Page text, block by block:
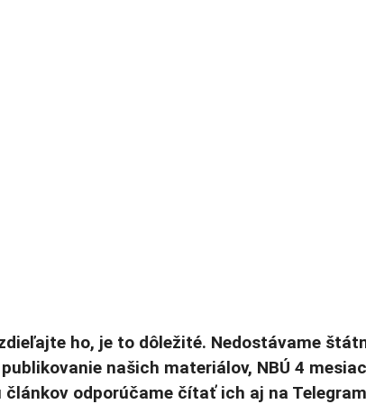
ho, je to dôležité. Nedostávame
našich materiálov, NBÚ 4
odporúčame čítať ich aj na